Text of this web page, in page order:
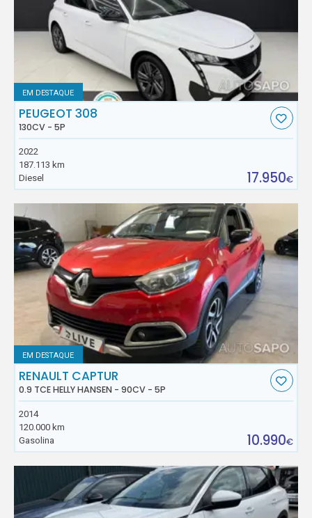
EM DESTAQUE
PEUGEOT 308
130CV - 5P
2022
187.113 km
Diesel
17.950€
EM DESTAQUE
RENAULT CAPTUR
0.9 TCE HELLY HANSEN - 90CV - 5P
2014
120.000 km
Gasolina
10.990€